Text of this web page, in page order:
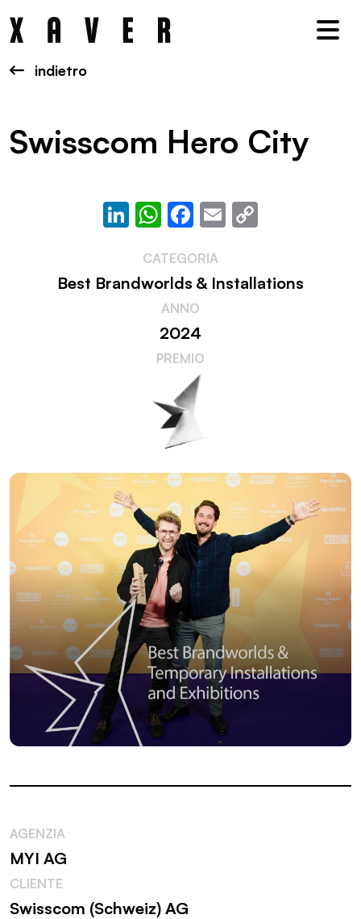
indietro
Swisscom Hero City
LinkedIn
WhatsApp
Facebook
Email
CATEGORIA
Best Brandworlds & Installations
ANNO
2024
PREMIO
AGENZIA
MYI AG
CLIENTE
Swisscom (Schweiz) AG